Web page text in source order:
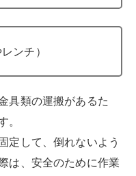
ンカーや釘（クギ）で
します。
けられた支柱と一体に
根馬から支柱を外す
取り外したら、ひと
きましょう。